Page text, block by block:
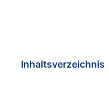
Inhaltsverzeichnis